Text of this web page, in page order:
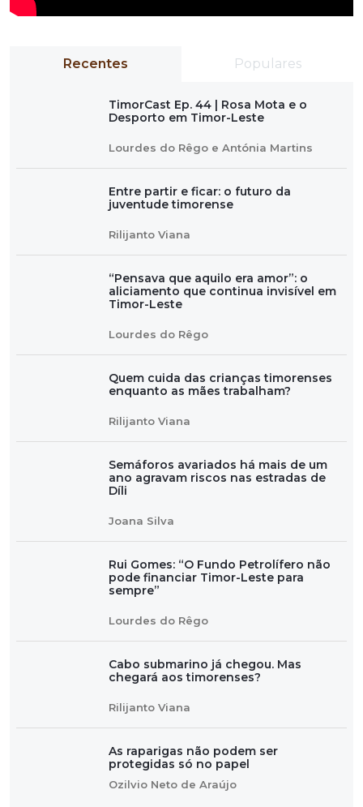
Recentes Populares
TimorCast Ep. 44 | Rosa Mota e o
Desporto em Timor-Leste
Lourdes do Rêgo e Antónia Martins
Entre partir e ficar: o futuro da
juventude timorense
Rilijanto Viana
“Pensava que aquilo era amor”: o
aliciamento que continua invisível em
Timor-Leste
Lourdes do Rêgo
Quem cuida das crianças timorenses
enquanto as mães trabalham?
Rilijanto Viana
Semáforos avariados há mais de um
ano agravam riscos nas estradas de
Díli
Joana Silva
Rui Gomes: “O Fundo Petrolífero não
pode financiar Timor-Leste para
sempre”
Lourdes do Rêgo
Cabo submarino já chegou. Mas
chegará aos timorenses?
Rilijanto Viana
As raparigas não podem ser
protegidas só no papel
Ozilvio Neto de Araújo